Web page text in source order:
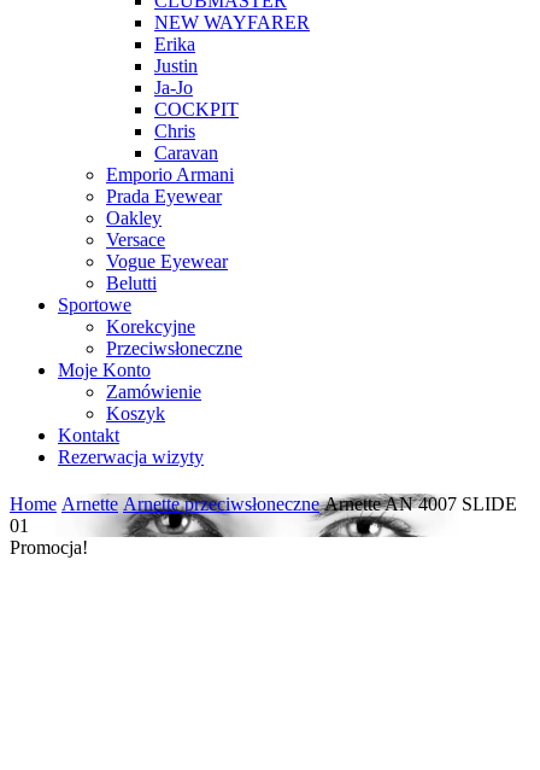
NEW WAYFARER
Erika
Justin
Ja-Jo
COCKPIT
Chris
Caravan
Emporio Armani
Prada Eyewear
Oakley
Versace
Vogue Eyewear
Belutti
Sportowe
Korekcyjne
Przeciwsłoneczne
Moje Konto
Zamówienie
Koszyk
Kontakt
Rezerwacja wizyty
Home Arnette Arnette przeciwsłoneczne Arnette AN 4007 SLIDE
01
Promocja!